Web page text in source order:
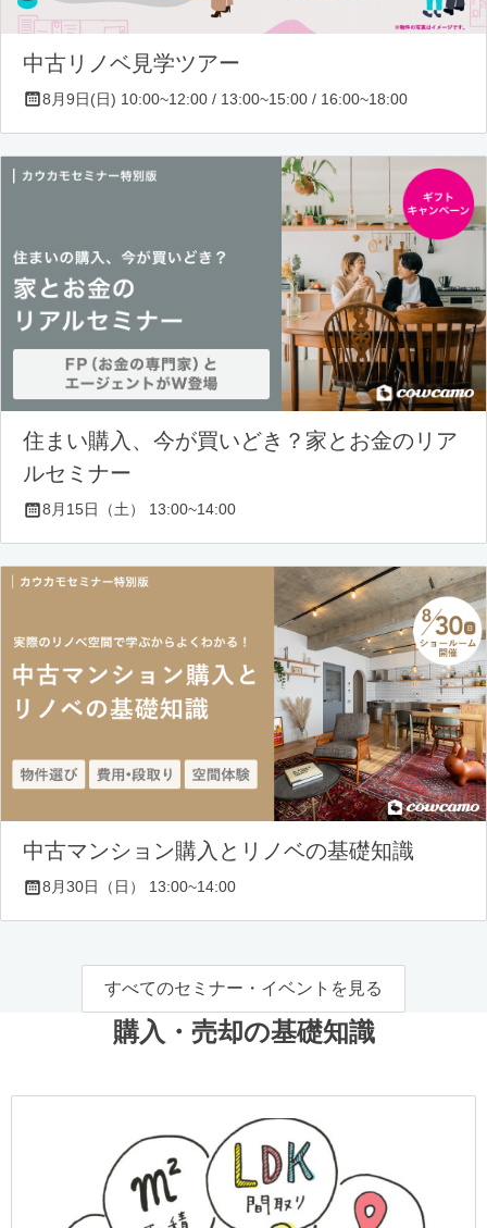
中古リノベ見学ツアー
8月9日(日) 10:00~12:00 / 13:00~15:00 / 16:00~18:00
住まい購入、今が買いどき？家とお金のリア
ルセミナー
8月15日（土） 13:00~14:00
中古マンション購入とリノベの基礎知識
8月30日（日） 13:00~14:00
すべてのセミナー・イベントを見る
購入・売却の基礎知識